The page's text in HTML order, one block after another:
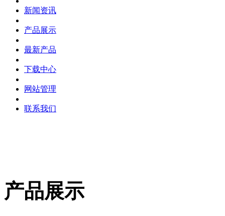
新闻资讯
产品展示
最新产品
下载中心
网站管理
联系我们
产品展示